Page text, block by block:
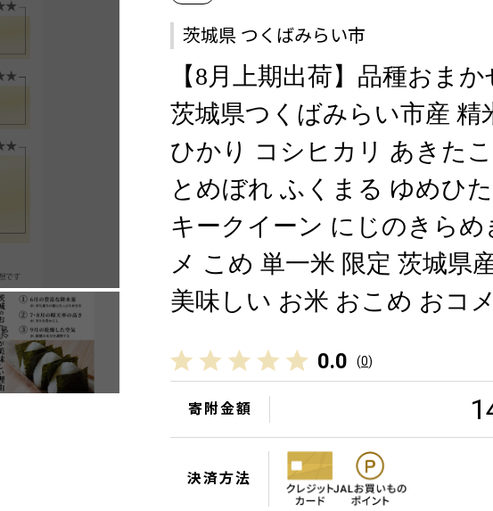
茨城県 つくばみらい市
【8月上期出荷】品種おまか
茨城県つくばみらい市産 精
ひかり コシヒカリ あきた
とめぼれ ふくまる ゆめひ
キークイーン にじのきらめ
メ こめ 単一米 限定 茨城県
美味しい お米 おこめ おコメ
0.0 (0)
寄附金額
決済方法